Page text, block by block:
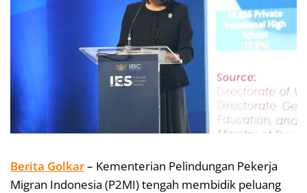
Berita Golkar– Kementerian Pelindungan Pekerja
Migran Indonesia (P2MI) tengah membidik peluang